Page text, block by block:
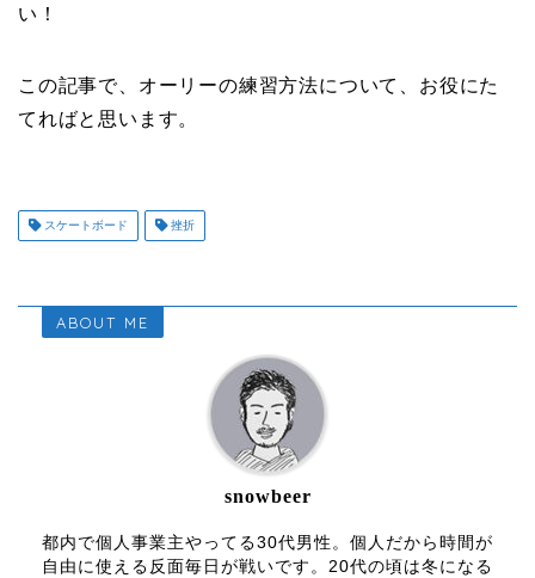
い！
この記事で、オーリーの練習方法について、お役にた
てればと思います。
スケートボード 挫折
ABOUT ME
snowbeer
都内で個人事業主やってる30代男性。個人だから時間が
自由に使える反面毎日が戦いです。20代の頃は冬になる